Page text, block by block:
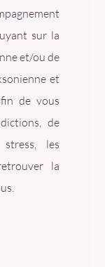
sur la
et/ou de
et
de vous
de
les
la